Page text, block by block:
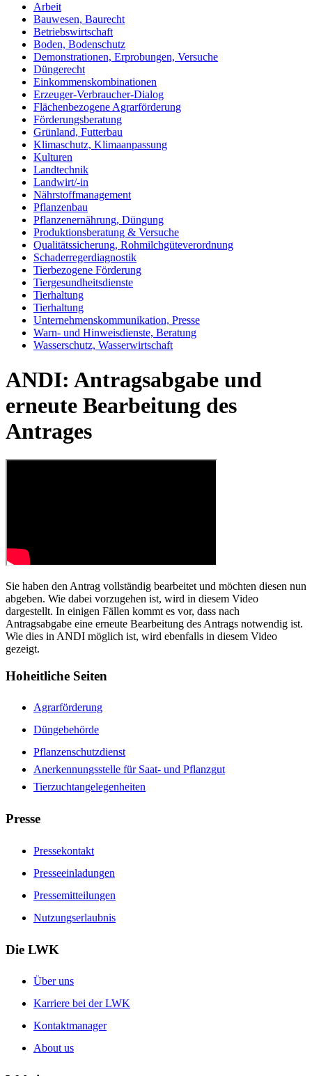
Arbeit
Bauwesen, Baurecht
Betriebswirtschaft
Boden, Bodenschutz
Demonstrationen, Erprobungen, Versuche
Düngerecht
Einkommenskombinationen
Erzeuger-Verbraucher-Dialog
Flächenbezogene Agrarförderung
Förderungsberatung
Grünland, Futterbau
Klimaschutz, Klimaanpassung
Kulturen
Landtechnik
Landwirt/-in
Nährstoffmanagement
Pflanzenbau
Pflanzenernährung, Düngung
Produktionsberatung & Versuche
Qualitätssicherung, Rohmilchgüteverordnung
Schaderregerdiagnostik
Tierbezogene Förderung
Tiergesundheitsdienste
Tierhaltung
Tierhaltung
Unternehmenskommunikation, Presse
Warn- und Hinweisdienste, Beratung
Wasserschutz, Wasserwirtschaft
ANDI: Antragsabgabe und
erneute Bearbeitung des
Antrages
Sie haben den Antrag vollständig bearbeitet und möchten diesen nun
abgeben. Wie dabei vorzugehen ist, wird in diesem Video
dargestellt. In einigen Fällen kommt es vor, dass nach
Antragsabgabe eine erneute Bearbeitung des Antrags notwendig ist.
Wie dies in ANDI möglich ist, wird ebenfalls in diesem Video
gezeigt.
Hoheitliche Seiten
Agrarförderung
Düngebehörde
Pflanzenschutzdienst
Anerkennungsstelle für Saat- und Pflanzgut
Tierzuchtangelegenheiten
Presse
Pressekontakt
Presseeinladungen
Pressemitteilungen
Nutzungserlaubnis
Die LWK
Über uns
Karriere bei der LWK
Kontaktmanager
About us